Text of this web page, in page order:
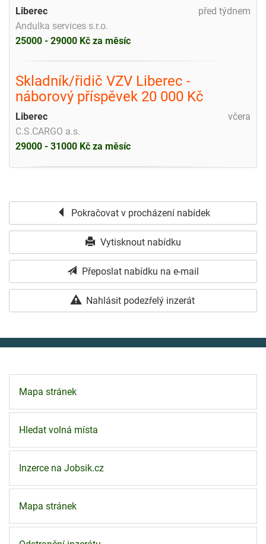
před týdnem
Liberec
Andulka services s.r.o.
25000 - 29000 Kč za měsíc
Skladník/řidič VZV Liberec -
náborový příspěvek 20 000 Kč
včera
Liberec
C.S.CARGO a.s.
29000 - 31000 Kč za měsíc
Pokračovat v procházení nabídek
Vytisknout nabídku
Přeposlat nabídku na e-mail
Nahlásit podezřelý inzerát
Mapa stránek
Hledat volná místa
Inzerce na Jobsik.cz
Mapa stránek